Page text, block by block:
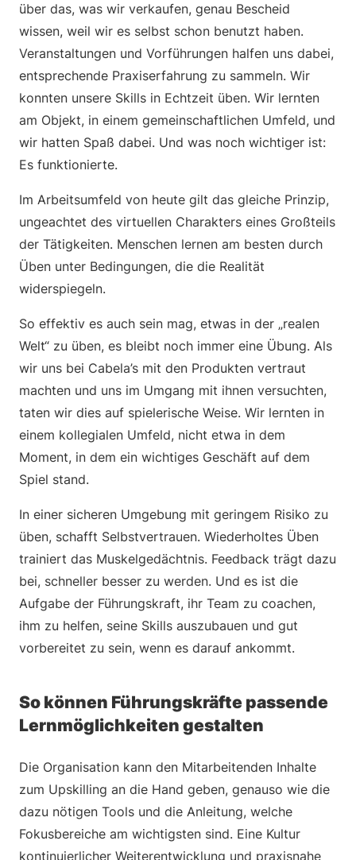
über das, was wir verkaufen, genau Bescheid
wissen, weil wir es selbst schon benutzt haben.
Veranstaltungen und Vorführungen halfen uns dabei,
entsprechende Praxiserfahrung zu sammeln. Wir
konnten unsere Skills in Echtzeit üben. Wir lernten
am Objekt, in einem gemeinschaftlichen Umfeld, und
wir hatten Spaß dabei. Und was noch wichtiger ist:
Es funktionierte.
Im Arbeitsumfeld von heute gilt das gleiche Prinzip,
ungeachtet des virtuellen Charakters eines Großteils
der Tätigkeiten. Menschen lernen am besten durch
Üben unter Bedingungen, die die Realität
widerspiegeln.
So effektiv es auch sein mag, etwas in der „realen
Welt“ zu üben, es bleibt noch immer eine Übung. Als
wir uns bei Cabela’s mit den Produkten vertraut
machten und uns im Umgang mit ihnen versuchten,
taten wir dies auf spielerische Weise. Wir lernten in
einem kollegialen Umfeld, nicht etwa in dem
Moment, in dem ein wichtiges Geschäft auf dem
Spiel stand.
In einer sicheren Umgebung mit geringem Risiko zu
üben, schafft Selbstvertrauen. Wiederholtes Üben
trainiert das Muskelgedächtnis. Feedback trägt dazu
bei, schneller besser zu werden. Und es ist die
Aufgabe der Führungskraft, ihr Team zu coachen,
ihm zu helfen, seine Skills auszubauen und gut
vorbereitet zu sein, wenn es darauf ankommt.
So können Führungskräfte passende
Lernmöglichkeiten gestalten
Die Organisation kann den Mitarbeitenden Inhalte
zum Upskilling an die Hand geben, genauso wie die
dazu nötigen Tools und die Anleitung, welche
Fokusbereiche am wichtigsten sind. Eine Kultur
kontinuierlicher Weiterentwicklung und praxisnahe